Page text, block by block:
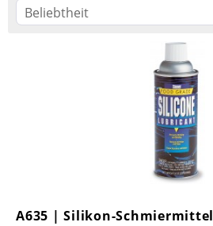
A635 | Silikon-Schmiermittel